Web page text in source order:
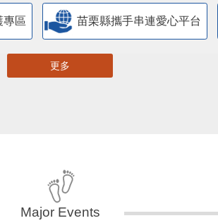
專區 苗栗縣攜手串連愛心平台
更多